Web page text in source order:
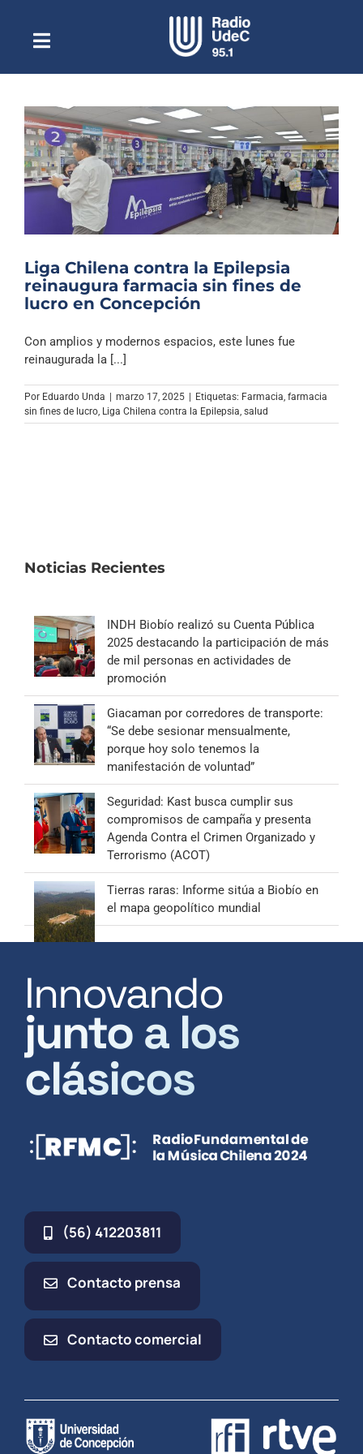
contenidoToggle
NavigationEscuchar Radio UdeC en vivo
Quiénes Somos
Programación
Podcast
Noticias
Columnas
Música Clásica
Especiales
Liga Chilena contra la Epilepsia
reinaugura farmacia sin fines de
lucro en Concepción
Con amplios y modernos espacios, este lunes fue
reinaugurada la [...]
Por Eduardo Unda | marzo 17, 2025 | Etiquetas: Farmacia farmacia
sin fines de lucro Liga Chilena contra la Epilepsia salud
Noticias Recientes
INDH Biobío realizó su Cuenta Pública
2025 destacando la participación de más
de mil personas en actividades de
promoción
Giacaman por corredores de transporte:
“Se debe sesionar mensualmente,
porque hoy solo tenemos la
manifestación de voluntad”
Seguridad: Kast busca cumplir sus
compromisos de campaña y presenta
Agenda Contra el Crimen Organizado y
Terrorismo (ACOT)
Tierras raras: Informe sitúa a Biobío en
el mapa geopolítico mundial
Innovando
junto a los
clásicos
(56) 412203811
Contacto prensa
Contacto comercial